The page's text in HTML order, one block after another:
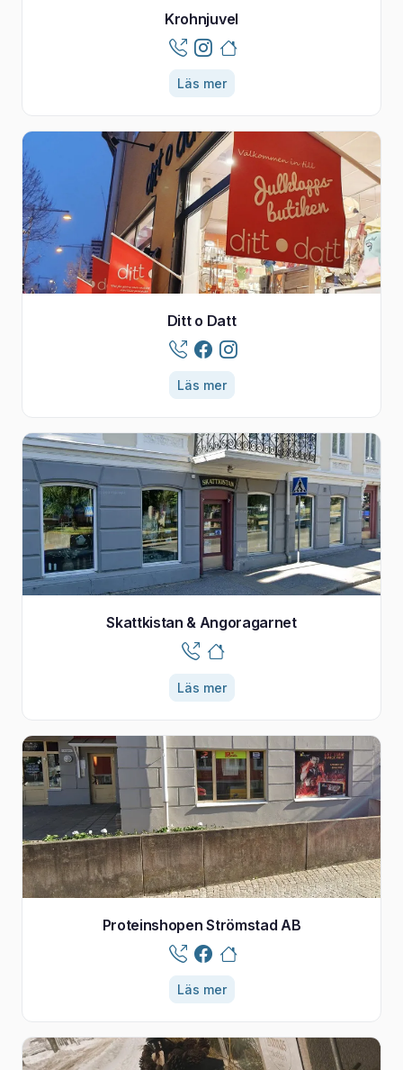
Krohnjuvel
Läs mer
Ditt o Datt
Läs mer
Skattkistan & Angoragarnet
Läs mer
Proteinshopen Strömstad AB
Läs mer